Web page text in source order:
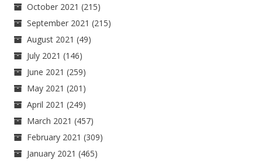
October 2021 (215)
September 2021 (215)
August 2021 (49)
July 2021 (146)
June 2021 (259)
May 2021 (201)
April 2021 (249)
March 2021 (457)
February 2021 (309)
January 2021 (465)